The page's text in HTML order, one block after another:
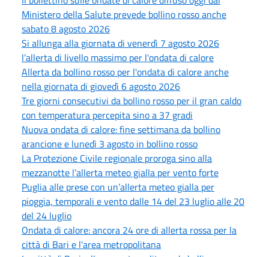
Ministero della Salute prevede bollino rosso anche
sabato 8 agosto 2026
Si allunga alla giornata di venerdì 7 agosto 2026
l’allerta di livello massimo per l'ondata di calore
Allerta da bollino rosso per l'ondata di calore anche
nella giornata di giovedì 6 agosto 2026
Tre giorni consecutivi da bollino rosso per il gran caldo
con temperatura percepita sino a 37 gradi
Nuova ondata di calore: fine settimana da bollino
arancione e lunedì 3 agosto in bollino rosso
La Protezione Civile regionale proroga sino alla
mezzanotte l’allerta meteo gialla per vento forte
Puglia alle prese con un’allerta meteo gialla per
pioggia, temporali e vento dalle 14 del 23 luglio alle 20
del 24 luglio
Ondata di calore: ancora 24 ore di allerta rossa per la
città di Bari e l'area metropolitana